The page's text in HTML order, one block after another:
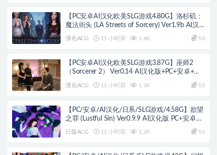
【PC安卓AI汉化欧美SLG游戏4.80G】洛杉矶：
魔法街头 (LA Streets of Sorcery) Ver1.9b AI汉
漢化ACG 11 小时前 1.6K 10
【PC安卓AI汉化欧美SLG游戏3.87G】巫师2
（Sorcerer 2） Ver0.14 AI汉化版+PC+安卓+欧
漢化ACG 11 小时前 1.2K 10
【PC/安卓/AI汉化/日系/SLG游戏/4.58G】欲望
之罪 (Lustful Sin) Ver0.9.9 AI汉化版 PC+安卓
+日系SLG+4.58G
日版ACG 11 小时前 1.2K 10